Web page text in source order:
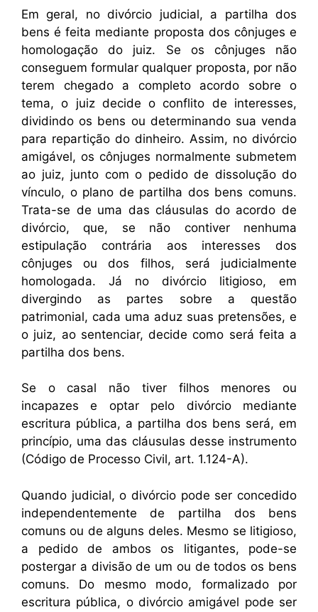
Em geral, no divórcio judicial, a partilha dos
bens é feita mediante proposta dos cônjuges e
homologação do juiz. Se os cônjuges não
conseguem formular qualquer proposta, por não
terem chegado a completo acordo sobre o
tema, o juiz decide o conflito de interesses,
dividindo os bens ou determinando sua venda
para repartição do dinheiro. Assim, no divórcio
amigável, os cônjuges normalmente submetem
ao juiz, junto com o pedido de dissolução do
vínculo, o plano de partilha dos bens comuns.
Trata-se de uma das cláusulas do acordo de
divórcio, que, se não contiver nenhuma
estipulação contrária aos interesses dos
cônjuges ou dos filhos, será judicialmente
homologada. Já no divórcio litigioso, em
divergindo as partes sobre a questão
patrimonial, cada uma aduz suas pretensões, e
o juiz, ao sentenciar, decide como será feita a
partilha dos bens.
Se o casal não tiver filhos menores ou
incapazes e optar pelo divórcio mediante
escritura pública, a partilha dos bens será, em
princípio, uma das cláusulas desse instrumento
(Código de Processo Civil, art. 1.124-A).
Quando judicial, o divórcio pode ser concedido
independentemente de partilha dos bens
comuns ou de alguns deles. Mesmo se litigioso,
a pedido de ambos os litigantes, pode-se
postergar a divisão de um ou de todos os bens
comuns. Do mesmo modo, formalizado por
escritura pública, o divórcio amigável pode ser